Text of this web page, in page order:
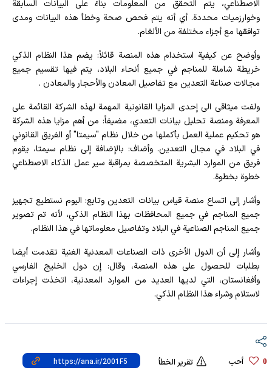
الاصطناعي، يتم التحقق من المعلومات بناءً على البيانات السابقة
وخوارزميات محددة. أي أنه يتم فحص صحة وخطأ هذه البيانات ومدى
توافقها مع أجزاء مختلفة من الألغام.
وأوضح عن كيفية استخدام هذه المنصة قائلاً: يضم هذا النظام الذكي
خريطة شاملة للمناجم في جميع أنحاء البلاد، يتم فيها تقسيم جميع
مجالات صناعة التعدين مع تفاصيل المعادن والأحجار والمعادن .
ولفت میثاقی الى إحدى المزايا القانونية المهمة لهذه الشركة القائمة على
المعرفة ومنصة تحليل بيانات التعدي، مضيفاً: من أهم مزايا هذه الشركة
هو تحكيم عملية العمل بأكملها من خلال نظام "سيمتا" أو الفريق القانوني
في البلاد في مجال التعدين. وأضاف: بالإضافة إلى نظام سيمتا، يقوم
فريق من الموارد البشرية المتخصصة بمراقبة سير عمل الذكاء الاصطناعي
خطوة بخطوة.
وأشار إلى اتساع منصة قياس بيانات التعدين وتابع: اليوم نستطيع تجهيز
جميع المناجم في جميع المحافظات بهذا النظام الذكي، لأنه تم تصوير
جميع المناجم الصناعية في البلاد وتفاصيل معلوماتها في هذا النظام.
وأشار إلى أن الدول الأخرى ذات الصناعات المعدنية الغنية تقدمت أيضا
بطلبات للحصول على هذه المنصة، وقال: إن دول الخليج الفارسي
وأفغانستان، التي لديها العديد من الموارد المعدنية، اتخذت إجراءات
لاستلام وشراء هذا النظام الذكي.
0 أحب تقرير الخطأ